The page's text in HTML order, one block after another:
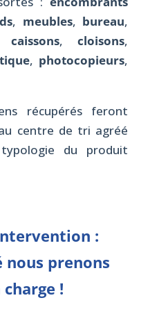
, meubles, bureau,
caissons,cloisons,
, photocopieurs,
récupérés feront
centre de tri agréé
du produit
:
nous prenons
!